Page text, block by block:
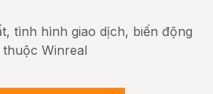
tình hình giao dịch, biến động
Winreal